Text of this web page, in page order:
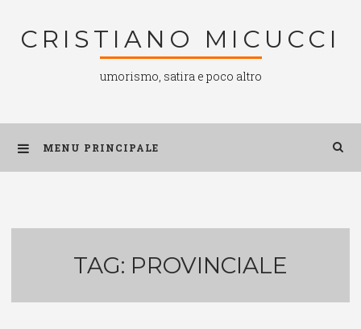
CRISTIANO MICUCCI
umorismo, satira e poco altro
MENU PRINCIPALE
TAG: PROVINCIALE